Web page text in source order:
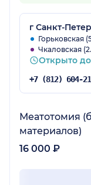
г Санкт-
Горьковская
Чкаловская
Открыто до
Меатотомия
материалов)
16 000 ₽